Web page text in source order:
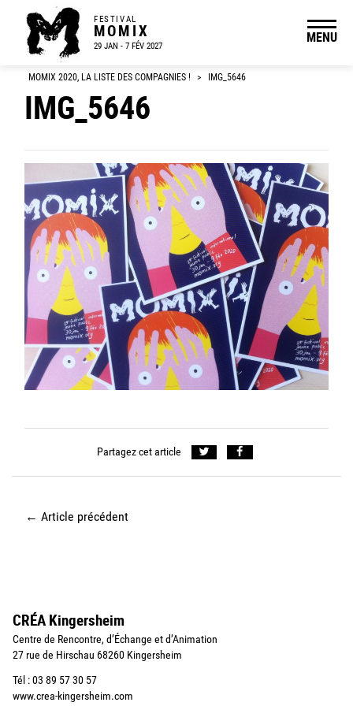
FESTIVAL
MOMIX
29 JAN - 7 FÉV 2027
MENU
MOMIX 2020, LA LISTE DES COMPAGNIES ! > IMG_5646
IMG_5646
Partagez cet article
← Article précédent
CRÉA Kingersheim
Centre de Rencontre, d’Échange et d’Animation
27 rue de Hirschau 68260 Kingersheim
Tél : 03 89 57 30 57
www.crea-kingersheim.com